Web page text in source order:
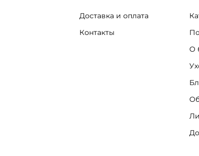
Доставка и оплата
Контакты
О